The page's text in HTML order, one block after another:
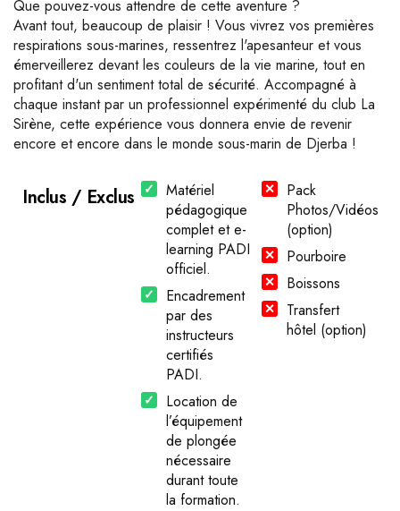
Que pouvez-vous attendre de cette aventure ?
Avant tout, beaucoup de plaisir ! Vous vivrez vos premières
respirations sous-marines, ressentrez l'apesanteur et vous
émerveillerez devant les couleurs de la vie marine, tout en
profitant d'un sentiment total de sécurité. Accompagné à
chaque instant par un professionnel expérimenté du club La
Sirène, cette expérience vous donnera envie de revenir
encore et encore dans le monde sous-marin de Djerba !
Inclus / Exclus
Matériel
pédagogique
complet et e-
learning PADI
officiel.
Encadrement
par des
instructeurs
certifiés
PADI.
Location de
l’équipement
de plongée
nécessaire
durant toute
la formation.
Pack
Photos/Vidéos
(option)
Pourboire
Boissons
Transfert
hôtel (option)